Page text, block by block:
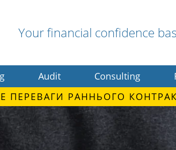
Your financial confidence
Audit Consulting
ПЕРЕВАГИ РАННЬОГО